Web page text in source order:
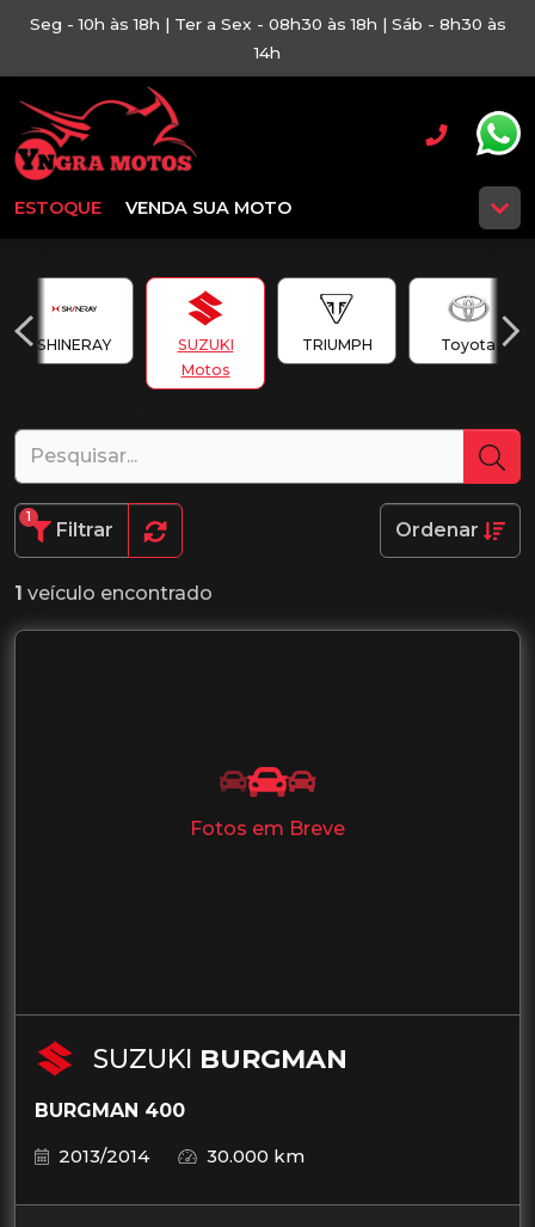
Seg - 10h às 18h | Ter a Sex - 08h30 às 18h | Sáb - 8h30 às
14h
ESTOQUE VENDA SUA MOTO
SHINERAY
SUZUKI
Motos
TRIUMPH Toyota
Filtrar
1
Ordenar
1 veículo encontrado
Fotos em Breve
SUZUKI BURGMAN
BURGMAN 400
2013/2014
30.000 km